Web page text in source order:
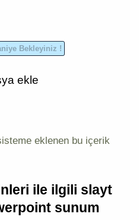
eklenen bu içerik
ile ilgili slayt
sunum